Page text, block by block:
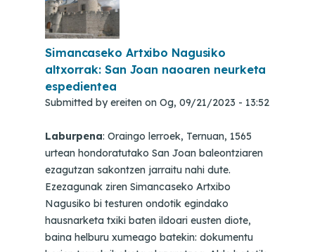
Simancaseko Artxibo Nagusiko
altxorrak: San Joan naoaren neurketa
espedientea
Submitted byereiten on Og, 09/21/2023 - 13:52
Laburpena: Oraingo lerroek, Ternuan, 1565
urtean hondoratutako San Joan baleontziaren
ezagutzan sakontzen jarraitu nahi dute.
Ezezagunak ziren Simancaseko Artxibo
Nagusiko bi testuren ondotik egindako
hausnarketa txiki baten ildoari eusten diote,
baina helburu xumeago batekin: dokumentu